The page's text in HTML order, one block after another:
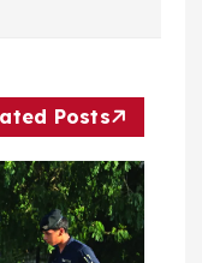
م
ق
Posts